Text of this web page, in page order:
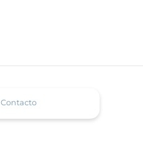
Contacto